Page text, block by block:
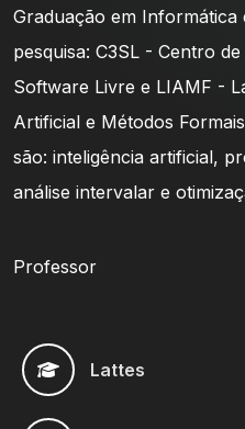
Professor
Graduação em
pesquisa: C3SL - Centro
Software Livre e LIAMF -
Artificial e Métodos
são: inteligência artificial,
análise intervalar e
Lattes